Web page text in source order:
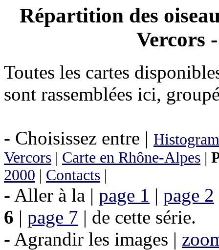
Répartition des
Vercors
Toutes les cartes
sont rassemblées ici,
- Choisissez entre |
Vercors | Carte en Rhône-Alpes |
2000 | Contacts |
- Aller à la | page 1 | page 2
6 | page 7 | de cette série.
- Agrandir les images |